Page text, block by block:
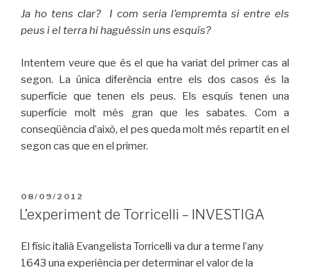
Ja ho tens clar? I com seria l’empremta si entre els
peus i el terra hi haguéssin uns esquís?
Intentem veure que és el que ha variat del primer cas al
segon. La única diferència entre els dos casos és la
superfície que tenen els peus. Els esquís tenen una
superfície molt més gran que les sabates. Com a
conseqüència d’això, el pes queda molt més repartit en el
segon cas que en el primer.
PUBLICAT
A
08/09/2012
L’experiment de Torricelli – INVESTIGA
El físic italià Evangelista Torricelli va dur a terme l’any
1643 una experiència per determinar el valor de la